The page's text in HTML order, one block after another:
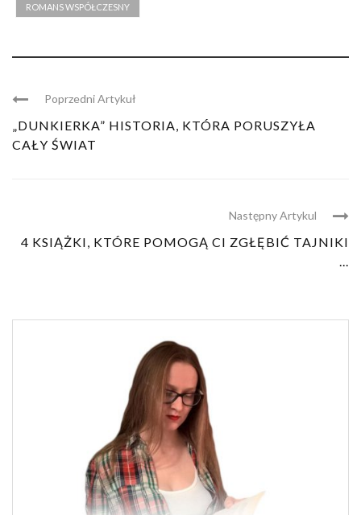
ROMANS WSPÓŁCZESNY
Poprzedni Artykuł
„DUNKIERKA” HISTORIA, KTÓRA PORUSZYŁA
CAŁY ŚWIAT
Następny Artykul
4 KSIĄŻKI, KTÓRE POMOGĄ CI ZGŁĘBIĆ TAJNIKI